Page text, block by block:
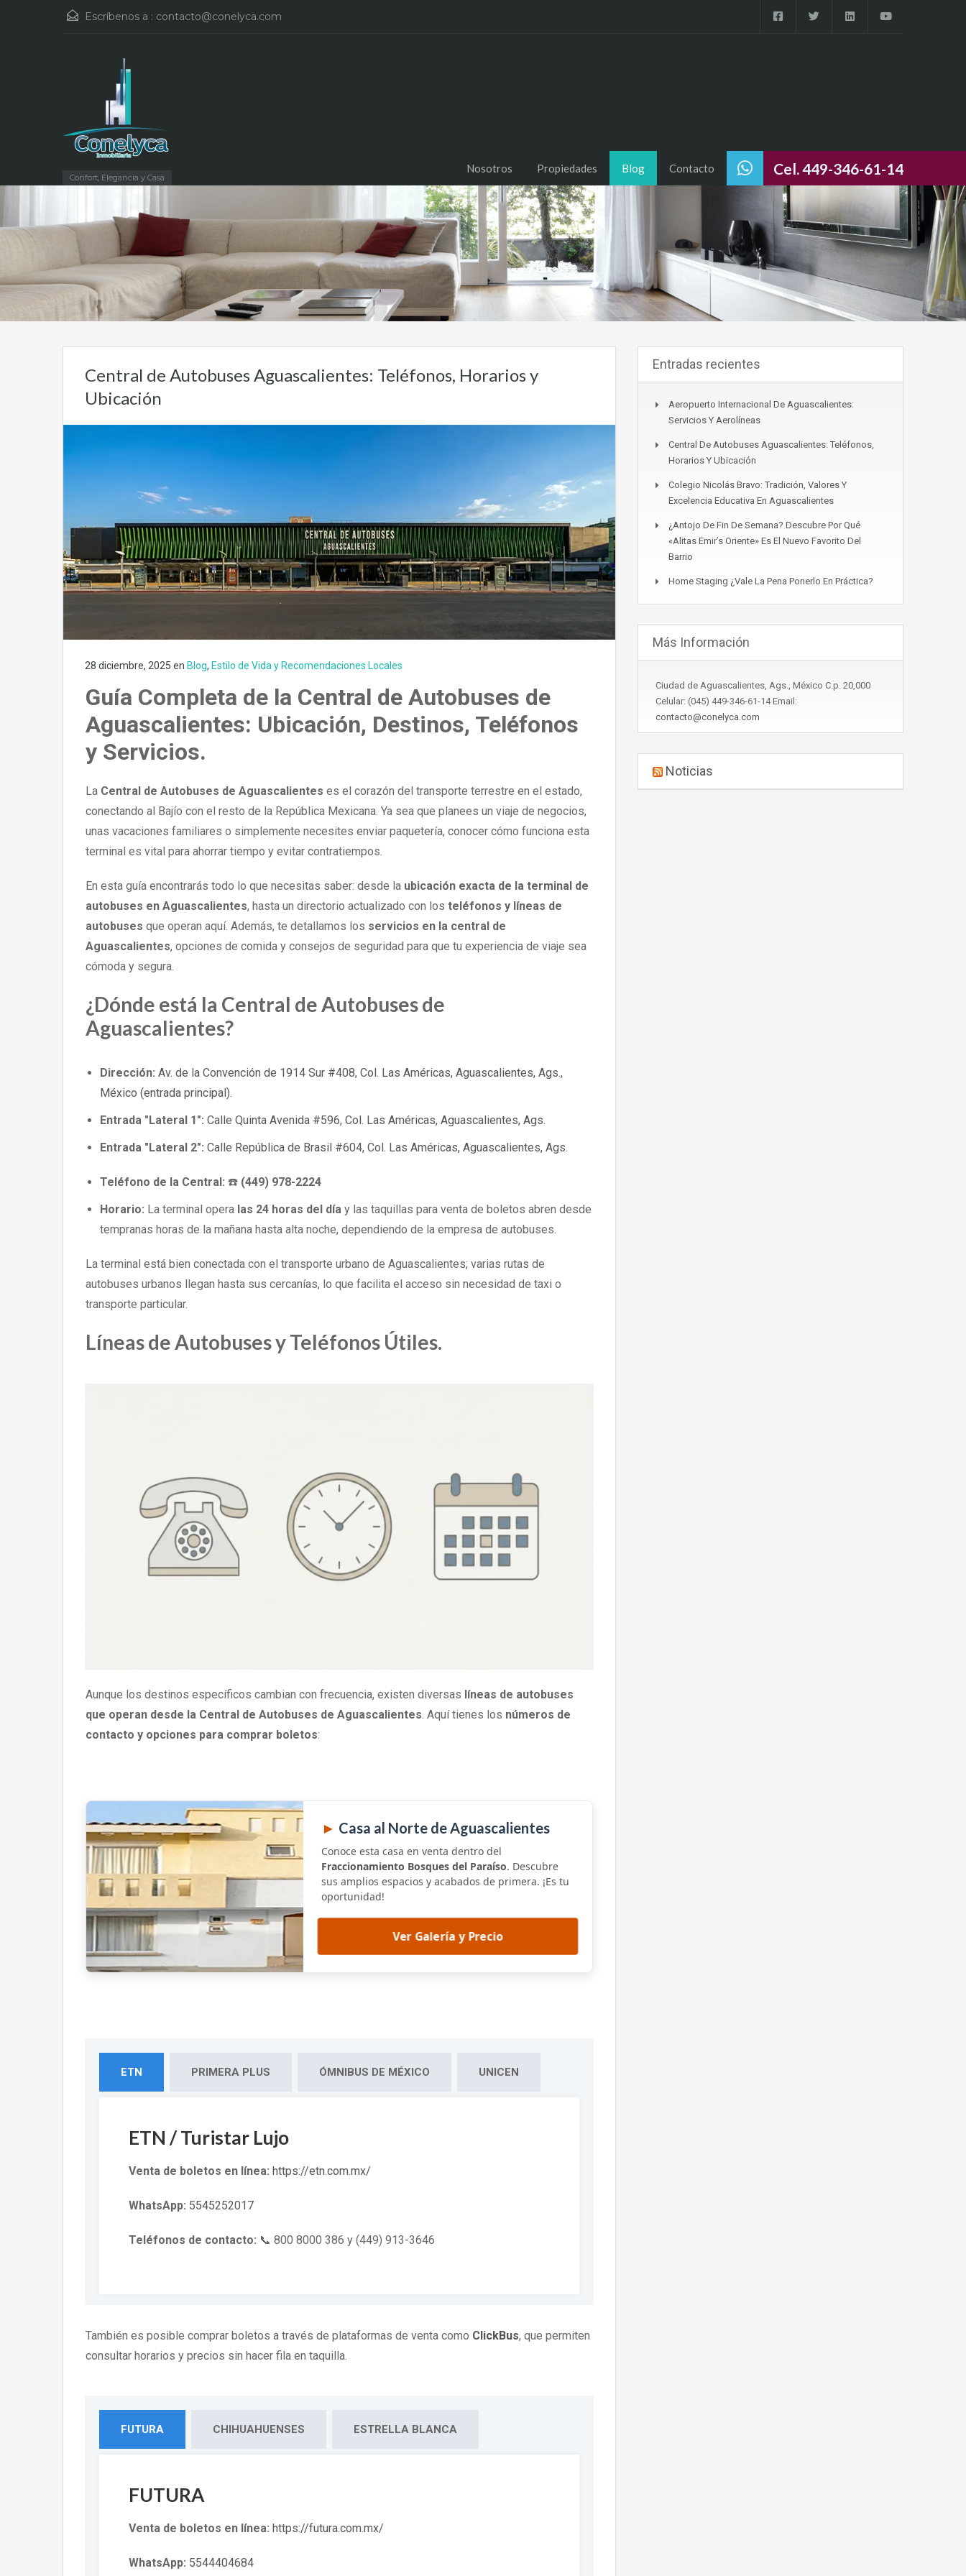
Escríbenos a : contacto@conelyca.com
Confort, Elegancia y Casa Cel. 449-346-61-14
Nosotros Propiedades Blog Contacto
Central de Autobuses Aguascalientes: Teléfonos, Horarios y
Ubicación
28 diciembre, 2025 en Blog, Estilo de Vida y Recomendaciones Locales
Guía Completa de la Central de Autobuses de
Aguascalientes: Ubicación, Destinos, Teléfonos
y Servicios.
La Central de Autobuses de Aguascalientes es el corazón del transporte terrestre en el estado,
conectando al Bajío con el resto de la República Mexicana. Ya sea que planees un viaje de negocios,
unas vacaciones familiares o simplemente necesites enviar paquetería, conocer cómo funciona esta
terminal es vital para ahorrar tiempo y evitar contratiempos.
En esta guía encontrarás todo lo que necesitas saber: desde la ubicación exacta de la terminal de
autobuses en Aguascalientes, hasta un directorio actualizado con los teléfonos y líneas de
autobuses que operan aquí. Además, te detallamos los servicios en la central de
Aguascalientes, opciones de comida y consejos de seguridad para que tu experiencia de viaje sea
cómoda y segura.
¿Dónde está la Central de Autobuses de
Aguascalientes?
Dirección: Av. de la Convención de 1914 Sur #408, Col. Las Américas, Aguascalientes, Ags.,
México (entrada principal).
Entrada "Lateral 1": Calle Quinta Avenida #596, Col. Las Américas, Aguascalientes, Ags.
Entrada "Lateral 2": Calle República de Brasil #604, Col. Las Américas, Aguascalientes, Ags.
Teléfono de la Central: ☎️ (449) 978-2224
Horario: La terminal opera las 24 horas del día y las taquillas para venta de boletos abren desde
tempranas horas de la mañana hasta alta noche, dependiendo de la empresa de autobuses.
La terminal está bien conectada con el transporte urbano de Aguascalientes; varias rutas de
autobuses urbanos llegan hasta sus cercanías, lo que facilita el acceso sin necesidad de taxi o
transporte particular.
Líneas de Autobuses y Teléfonos Útiles.
Aunque los destinos específicos cambian con frecuencia, existen diversas líneas de autobuses
que operan desde la Central de Autobuses de Aguascalientes. Aquí tienes los números de
contacto y opciones para comprar boletos:
► Casa al Norte de Aguascalientes
Conoce esta casa en venta dentro del
Fraccionamiento Bosques del Paraíso. Descubre
sus amplios espacios y acabados de primera. ¡Es tu
oportunidad!
Ver Galería y Precio
ETN PRIMERA PLUS ÓMNIBUS DE MÉXICO UNICEN
ETN / Turistar Lujo
Venta de boletos en línea: https://etn.com.mx/
WhatsApp: 5545252017
Teléfonos de contacto: 📞 800 8000 386 y (449) 913-3646
También es posible comprar boletos a través de plataformas de venta como ClickBus, que permiten
consultar horarios y precios sin hacer fila en taquilla.
FUTURA CHIHUAHUENSES ESTRELLA BLANCA
FUTURA
Venta de boletos en línea: https://futura.com.mx/
WhatsApp: 5544404684
Entradas recientes
Aeropuerto Internacional De Aguascalientes:
Servicios Y Aerolíneas
Central De Autobuses Aguascalientes: Teléfonos,
Horarios Y Ubicación
Colegio Nicolás Bravo: Tradición, Valores Y
Excelencia Educativa En Aguascalientes
¿Antojo De Fin De Semana? Descubre Por Qué
«Alitas Emir’s Oriente» Es El Nuevo Favorito Del
Barrio
Home Staging ¿Vale La Pena Ponerlo En Práctica?
Más Información
Ciudad de Aguascalientes, Ags., México C.p. 20,000
Celular: (045) 449-346-61-14 Email:
contacto@conelyca.com
Noticias